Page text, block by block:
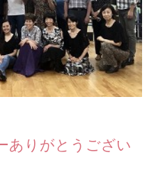
ありがとうござい